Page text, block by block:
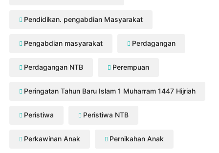
Pendidikan. pengabdian Masyarakat
Pengabdian masyarakat Perdagangan
Perdagangan NTB Perempuan
Peringatan Tahun Baru Islam 1 Muharram 1447 Hijriah
Peristiwa Peristiwa NTB
Perkawinan Anak Pernikahan Anak